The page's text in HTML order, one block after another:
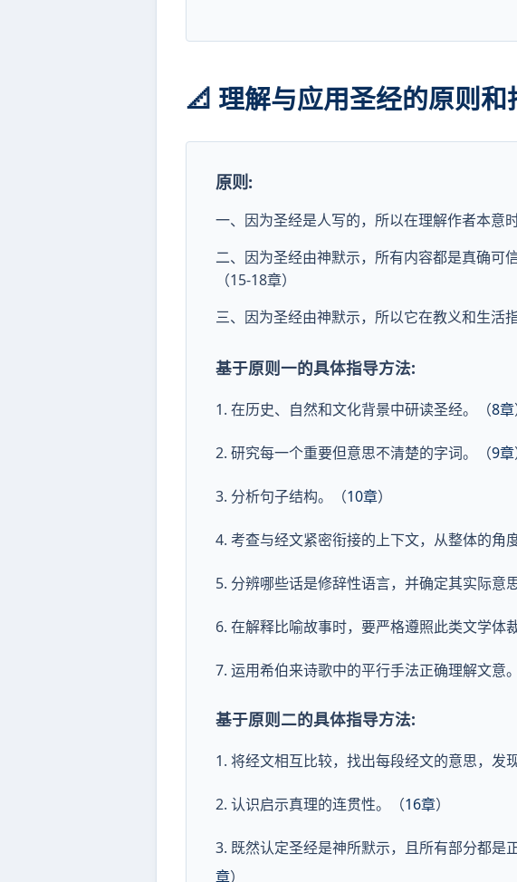
📐 理解与应用圣经的原则和
原则:
一、因为圣经是人写的，所以在理解作者本意
二、因为圣经由神默示，所有内容都是真确可
（15-18章）
三、因为圣经由神默示，所以它在教义和生活
基于原则一的具体指导方法:
1. 在历史、自然和文化背景中研读圣经。（8章
2. 研究每一个重要但意思不清楚的字词。（9章
3. 分析句子结构。（10章）
4. 考查与经文紧密衔接的上下文，从整体的角
5. 分辨哪些话是修辞性语言，并确定其实际意
6. 在解释比喻故事时，要严格遵照此类文学体
7. 运用希伯来诗歌中的平行手法正确理解文意
基于原则二的具体指导方法:
1. 将经文相互比较，找出每段经文的意思，发
2. 认识启示真理的连贯性。（16章）
3. 既然认定圣经是神所默示，且所有部分都是
章）